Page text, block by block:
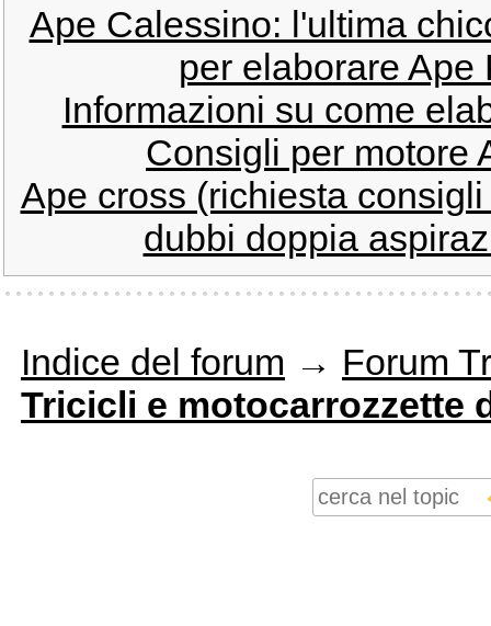
Ape Calessino: l'ultima
per elaborare
Informazioni su come
Consigli per motore
Ape cross (richiesta
dubbi doppia
Indice del forum → Forum
Tricicli e motocarrozzette